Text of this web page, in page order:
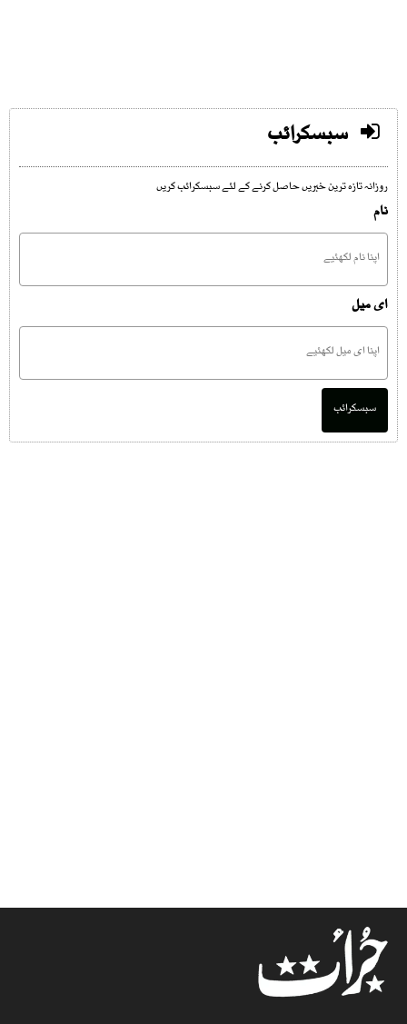
سبسکرائب
روزانہ تازہ ترین خبریں حاصل کرنے کے لئے سبسکرائب کریں
نام
ای میل
سبسکرائب